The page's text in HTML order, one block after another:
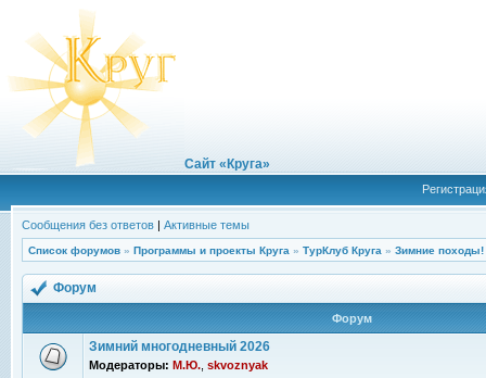
Сайт «Круга»
Сообщения без ответов | Активные темы
Список форумов » Программы и проекты Круга » ТурКлуб Круга » Зимние походы!
Форум
Форум
Зимний многодневный 2026
Модераторы: М.Ю. skvoznyak